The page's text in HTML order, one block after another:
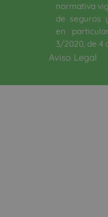
normativa
de seguros
en
3/2020, de 4
Aviso Legal